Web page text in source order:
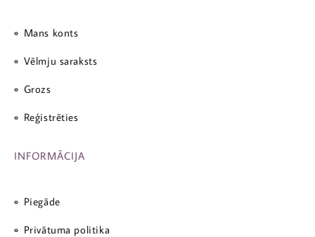
Mans konts
Vēlmju saraksts
Grozs
Reģistrēties
INFORMĀCIJA
Piegāde
Privātuma politika